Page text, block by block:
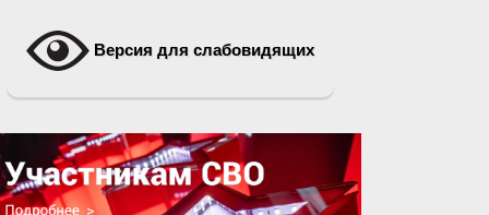
Версия для слабовидящих